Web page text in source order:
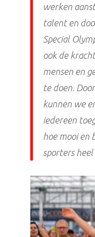
werken
talent en
Special
ook de
mensen en
te doen.
kunnen we
iedereen
hoe mooi en
sporters heel